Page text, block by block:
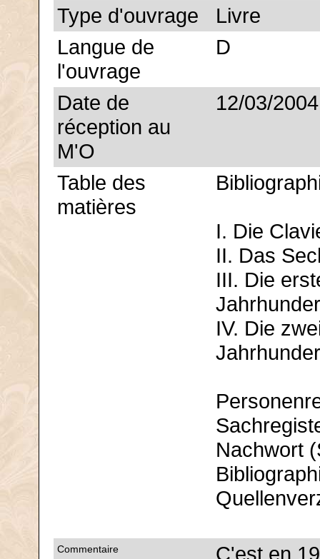
Type d'ouvrage
Livre
Langue de
l'ouvrage
D
Date de
réception au
M'O
12/03/2004
Table des
matières
I. Die
II. Das
III. Die
IV. Die
Nachwort
Commentaire
C'est en